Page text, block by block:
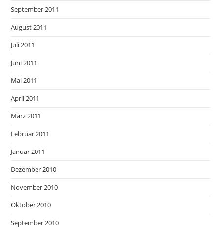
September 2011
August 2011
Juli 2011
Juni 2011
Mai 2011
April 2011
März 2011
Februar 2011
Januar 2011
Dezember 2010
November 2010
Oktober 2010
September 2010